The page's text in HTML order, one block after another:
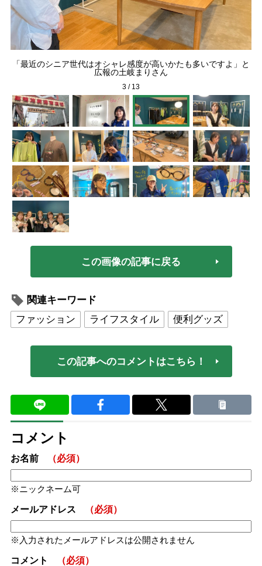
「最近のシニア世代はオシャレ感度が高いかたも多いですよ」と
広報の土岐まりさん
3 / 13
この画像の記事に戻る
関連キーワード
ファッション
ライフスタイル 便利グッズ
この記事へのコメントはこちら！
コメント
お名前 （必須）
ニックネーム可
メールアドレス （必須）
入力されたメールアドレスは公開されません
コメント （必須）